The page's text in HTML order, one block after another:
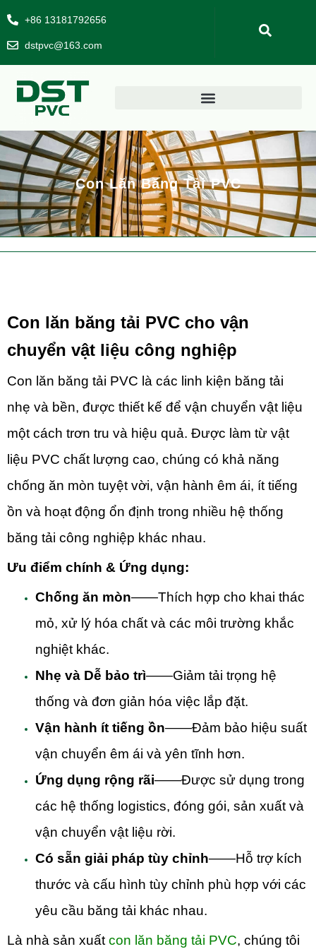
+86 13181792656
dstpvc@163.com
Con Lăn Băng Tải PVC
Con lăn băng tải PVC cho vận
chuyển vật liệu công nghiệp
Con lăn băng tải PVC là các linh kiện băng tải
nhẹ và bền, được thiết kế để vận chuyển vật liệu
một cách trơn tru và hiệu quả. Được làm từ vật
liệu PVC chất lượng cao, chúng có khả năng
chống ăn mòn tuyệt vời, vận hành êm ái, ít tiếng
ồn và hoạt động ổn định trong nhiều hệ thống
băng tải công nghiệp khác nhau.
Ưu điểm chính & Ứng dụng:
Chống ăn mòn——Thích hợp cho khai thác
mỏ, xử lý hóa chất và các môi trường khắc
nghiệt khác.
Nhẹ và Dễ bảo trì——Giảm tải trọng hệ
thống và đơn giản hóa việc lắp đặt.
Vận hành ít tiếng ồn——Đảm bảo hiệu suất
vận chuyển êm ái và yên tĩnh hơn.
Ứng dụng rộng rãi——Được sử dụng trong
các hệ thống logistics, đóng gói, sản xuất và
vận chuyển vật liệu rời.
Có sẵn giải pháp tùy chỉnh——Hỗ trợ kích
thước và cấu hình tùy chỉnh phù hợp với các
yêu cầu băng tải khác nhau.
Là nhà sản xuấtcon lăn băng tải PVC, chúng tôi